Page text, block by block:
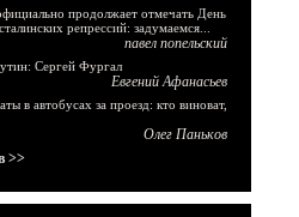
продолжает отмечать День
репрессий: задумаемся...
павел попельский
Сергей Фургал
Евгений Афанасьев
в автобусах за проезд: кто виноват,
Олег Паньков
>>